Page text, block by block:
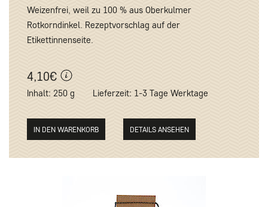
Weizenfrei, weil zu 100 % aus Oberkulmer
Rotkorndinkel. Rezeptvorschlag auf der
Etikettinnenseite.
4,10€
Inhalt: 250 g Lieferzeit: 1-3 Tage Werktage
DETAILS ANSEHEN